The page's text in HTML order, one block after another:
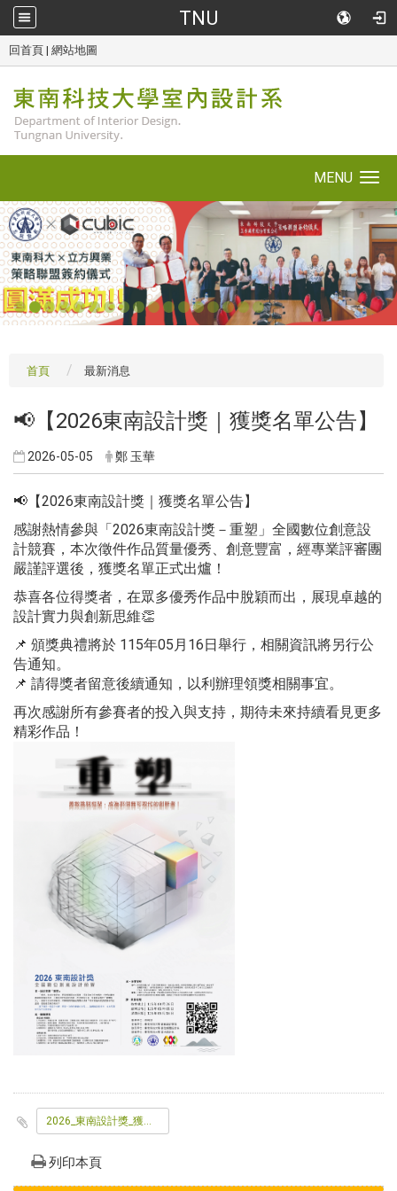
TNU
回首頁 | 網站地圖
navigation
MENU
1 2 3 4 5 6 7 8 9 1011121314151617
首頁 最新消息
📢【2026東南設計獎｜獲獎名單公告】
2026-05-05 鄭 玉華
📢【2026東南設計獎｜獲獎名單公告】
感謝熱情參與「2026東南設計獎－重塑」全國數位創意設
計競賽，本次徵件作品質量優秀、創意豐富，經專業評審團
嚴謹評選後，獲獎名單正式出爐！
恭喜各位得獎者，在眾多優秀作品中脫穎而出，展現卓越的
設計實力與創新思維👏
📌 頒獎典禮將於 115年05月16日舉行，相關資訊將另行公
告通知。
📌 請得獎者留意後續通知，以利辦理領獎相關事宜。
再次感謝所有參賽者的投入與支持，期待未來持續看見更多
精彩作品！
2026_東南設計獎_獲奬名單_所有類組_v3
列印本頁